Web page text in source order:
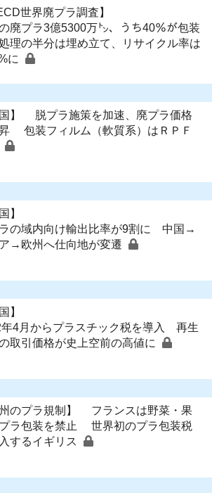
世界廃プラ調査】
廃プラ3億5300万㌧、うち40％が包装
理の半分は埋め立て、リサイクル率は
に
国】 脱プラ施策を加速、廃プラ価格
包装フィルム（軟質系）はＲＰＦ
】
の域内向け輸出比率が9割に 中国→
→欧州へ仕向地が変遷
】
年4月からプラスチック税を導入 再生
取引価格が史上空前の高値に
州のプラ規制】 フランスは野菜・果
ラ包装を禁止 世界初のプラ包装税
するイギリス